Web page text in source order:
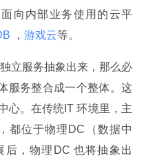
向内部业务使用的云平
， 游戏云等。
立服务抽象出来，那么必
服务整合成一个整体。这
心。在传统IT 环境里，主
都位于物理DC（数据中
，物理DC 也将抽象出